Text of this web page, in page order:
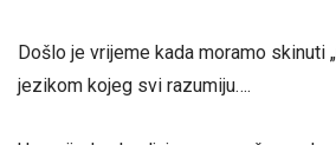
Došlo je vrijeme kada moramo skinuti
jezikom kojeg svi razumiju….